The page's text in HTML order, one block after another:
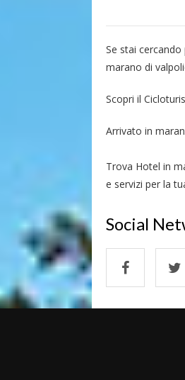
Se stai
marano di
Scopri il
Arrivato in
Trova Hotel in
e servizi per la
Social